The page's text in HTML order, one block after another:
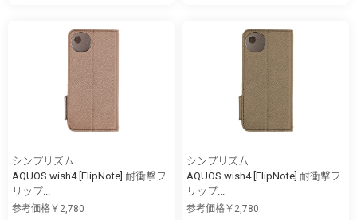
シンプリズム
AQUOS wish4 [FlipNote] 耐衝撃フ
リップ...
参考価格￥2,780
シンプリズム
AQUOS wish4 [FlipNote] 耐衝撃フ
リップ...
参考価格￥2,780